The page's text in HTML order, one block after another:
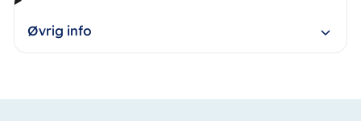
Øvrig info